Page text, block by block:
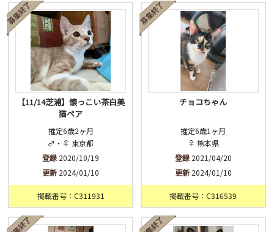
済 未 不明
【11/14芝浦】懐っこい茶白美
猫ペア
推定6歳2ヶ月
♂・♀ 東京都
登録 2020/10/19
更新 2024/01/10
掲載番号：C311931
チョコちゃん
推定6歳1ヶ月
♀ 熊本県
登録2021/04/20
更新2024/01/10
掲載番号：C316539